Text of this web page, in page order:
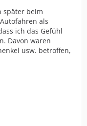
später beim
als
ich das Gefühl
Davon waren
usw. betroffen,